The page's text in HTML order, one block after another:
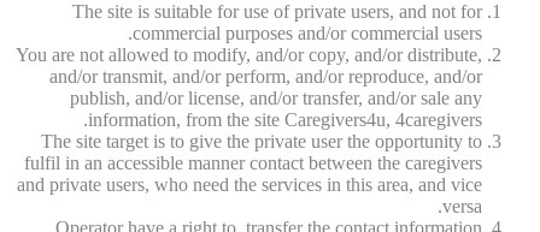
The site is suitable for use of private users, and not for
commercial purposes and/or commercial users.
You are not allowed to modify, and/or copy, and/or distribute,
and/or transmit, and/or perform, and/or reproduce, and/or
publish, and/or license, and/or transfer, and/or sale any
information, from the site Caregivers4u, 4caregivers.
The site target is to give the private user the opportunity to
fulfil in an accessible manner contact between the caregivers
and private users, who need the services in this area, and vice
versa.